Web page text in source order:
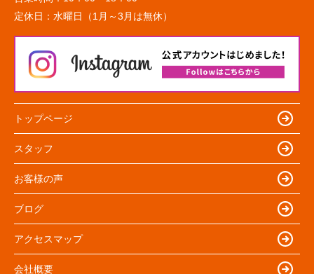
定休日： 水曜日（1月～3月は無休）
トップページ
スタッフ
お客様の声
ブログ
アクセスマップ
会社概要